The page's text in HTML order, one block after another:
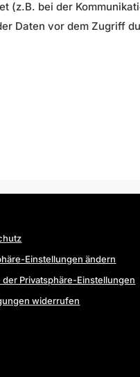
(z.B. bei der
Daten vor dem Zugriff
Einstellungen ändern
der Privatsphäre-Einstellungen
widerrufen